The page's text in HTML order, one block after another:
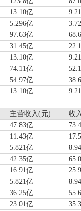
13.10亿
5.296亿
97.63亿
31.45亿
13.10亿
74.11亿
54.97亿
13.10亿
主营收入(元) 收
47.83亿
11.43亿
5.821亿
42.35亿
16.91亿
5.821亿
36.25亿
23.01亿